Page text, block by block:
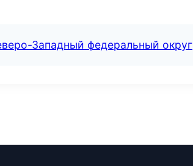
Западный федеральный округ